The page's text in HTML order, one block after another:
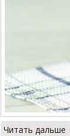
Читать дальше